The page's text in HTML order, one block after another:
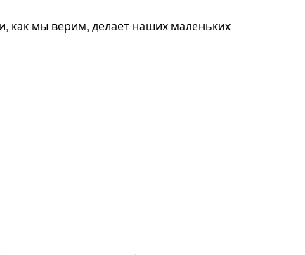
как мы верим, делает наших маленьких